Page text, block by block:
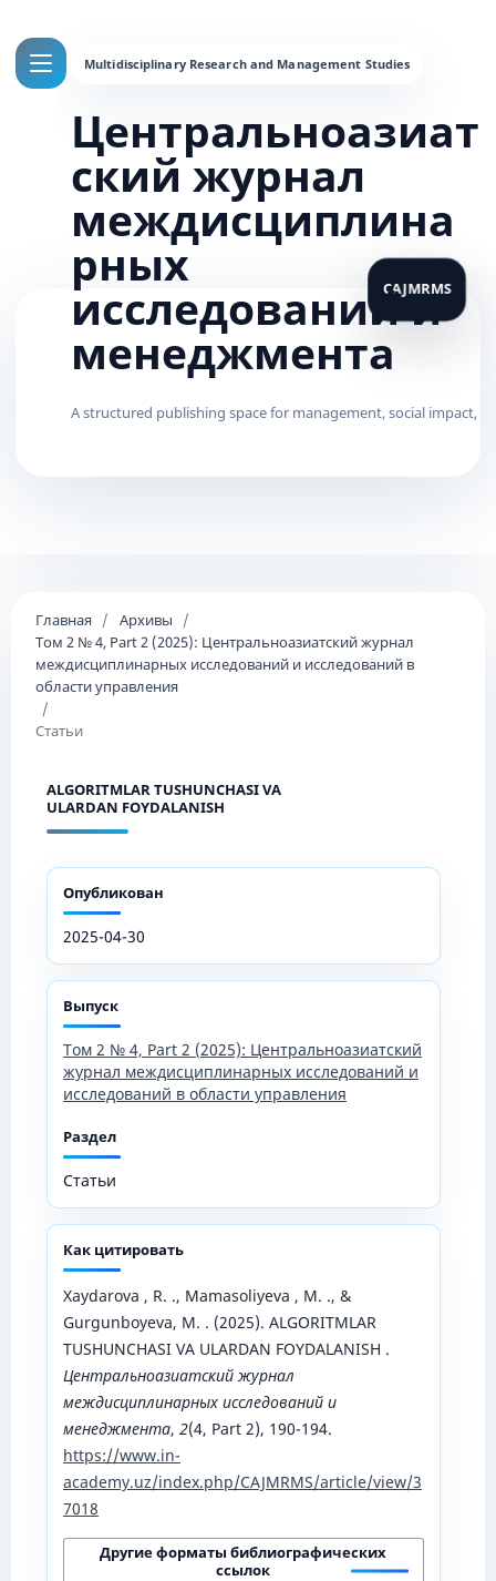
Центральноазиат
ский журнал
междисциплина
рных
исследований и
менеджмента
Главная / Архивы
/
Том 2 № 4, Part 2 (2025): Центральноазиатский журнал
междисциплинарных исследований и исследований в
области управления
/
Статьи
ALGORITMLAR TUSHUNCHASI VA
ULARDAN FOYDALANISH
Опубликован
2025-04-30
Выпуск
Том 2 № 4, Part 2 (2025): Центральноазиатский
журнал междисциплинарных исследований и
исследований в области управления
Раздел
Статьи
Как цитировать
Xaydarova , R. ., Mamasoliyeva , M. ., &
Gurgunboyeva, M. . (2025). ALGORITMLAR
TUSHUNCHASI VA ULARDAN FOYDALANISH .
Центральноазиатский журнал
междисциплинарных исследований и
менеджмента, 2(4, Part 2), 190-194.
https://www.in-
academy.uz/index.php/CAJMRMS/article/view/3
7018
Другие форматы библиографических
ссылок